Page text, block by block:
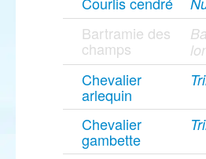
Bartramie des
champs
Chevalier
arlequin
Chevalier
gambette